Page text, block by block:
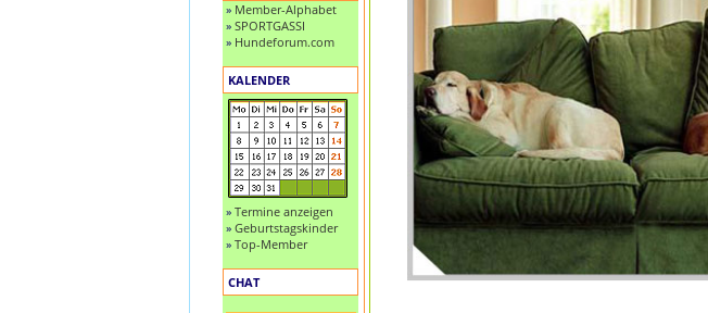
» Member-Alphabet
» SPORTGASSI
» Hundeforum.com
KALENDER
» Termine anzeigen
» Geburtstagskinder
» Top-Member
CHAT